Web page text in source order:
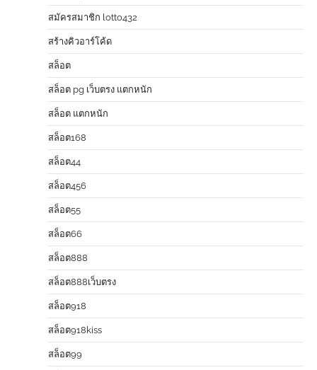
สมัครสมาชิก lotto432
สร้างคิวอาร์โค้ด
สล็อต
สล็อต pg เว็บตรง แตกหนัก
สล็อต แตกหนัก
สล็อต168
สล็อต44
สล็อต456
สล็อต55
สล็อต66
สล็อต888
สล็อต888เว็บตรง
สล็อต918
สล็อต918kiss
สล็อต99